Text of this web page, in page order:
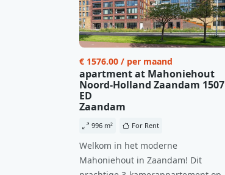
€ 1576.00 / per maand
apartment at Mahoniehout
Noord-Holland Zaandam 1507
ED
Zaandam
996 m² For Rent
Welkom in het moderne
Mahoniehout in Zaandam! Dit